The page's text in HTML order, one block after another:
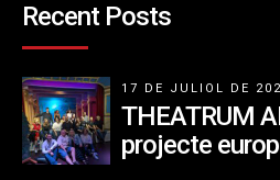
Recent Posts
17 DE JULIOL DE
THEATRUM
projecte